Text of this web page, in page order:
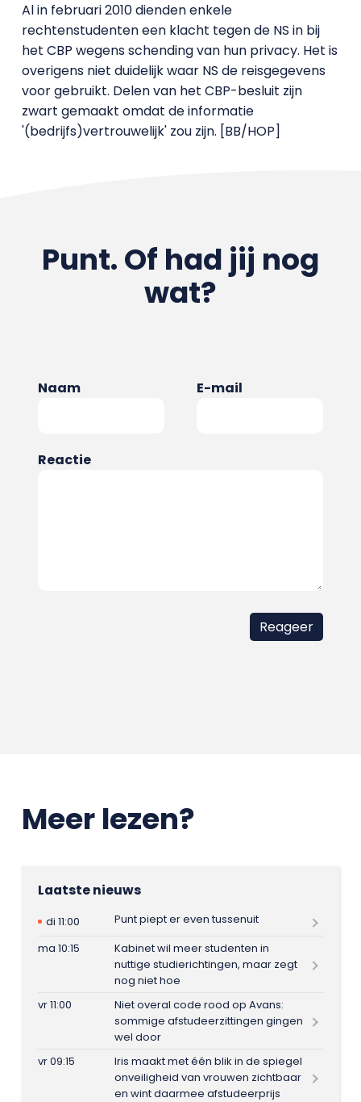
Al in februari 2010 dienden enkele
rechtenstudenten een klacht tegen de NS in bij
het CBP wegens schending van hun privacy. Het is
overigens niet duidelijk waar NS de reisgegevens
voor gebruikt. Delen van het CBP-besluit zijn
zwart gemaakt omdat de informatie
'(bedrijfs)vertrouwelijk' zou zijn. [BB/HOP]
Punt. Of had jij nog
wat?
Naam E-mail
Reactie
Meer lezen?
Laatste nieuws
di 11:00
Punt piept er even tussenuit
ma 10:15
Kabinet wil meer studenten in
nuttige studierichtingen, maar zegt
nog niet hoe
vr 11:00
Niet overal code rood op Avans:
sommige afstudeerzittingen gingen
wel door
vr 09:15
Iris maakt met één blik in de spiegel
onveiligheid van vrouwen zichtbaar
en wint daarmee afstudeerprijs